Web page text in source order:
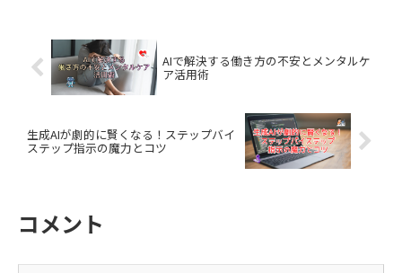
AIで解決する働き方の不安とメンタルケ
ア活用術
生成AIが劇的に賢くなる！ステップバイ
ステップ指示の魔力とコツ
コメント